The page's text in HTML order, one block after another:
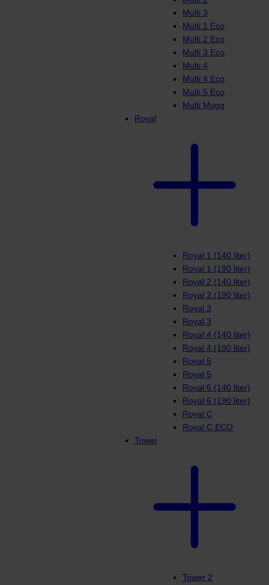
Multi 3
Multi 1 Eco
Multi 2 Eco
Multi 3 Eco
Multi 4
Multi 4 Eco
Multi 5 Eco
Multi Mugg
Royal
Royal 1 (140 liter)
Royal 1 (190 liter)
Royal 2 (140 liter)
Royal 2 (190 liter)
Royal 3
Royal 3
Royal 4 (140 liter)
Royal 4 (190 liter)
Royal 5
Royal 5
Royal 6 (140 liter)
Royal 6 (190 liter)
Royal C
Royal C ECO
Tower
Tower 2